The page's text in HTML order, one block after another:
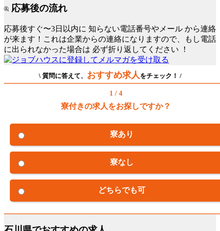
応募後の流れ
応募後すぐ〜3日以内に 知らない電話番号やメール から連絡
が来ます！これは企業からの連絡になりますので、もし電話
に出られなかった場合は 必ず折り返してください ！
\ 質問に答えて、 おすすめ求人をチェック！ /
1 / 4
寮付きの求人をお探しですか？
寮あり
寮なし
どちらでも可